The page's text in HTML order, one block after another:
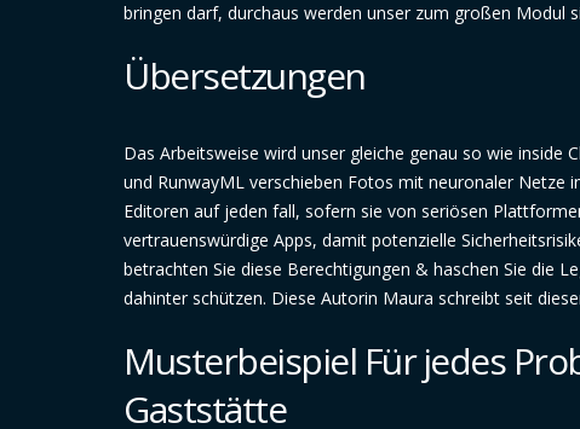
bringen darf, durchaus werden unser zum großen Modul
Übersetzungen
Das Arbeitsweise wird unser gleiche genau so wie inside
und RunwayML verschieben Fotos mit neuronaler Netze
Editoren auf jeden fall, sofern sie von seriösen
vertrauenswürdige Apps, damit potenzielle
betrachten Sie diese Berechtigungen & haschen Sie die
dahinter schützen. Diese Autorin Maura schreibt seit
Musterbeispiel Für jedes
Gaststätte